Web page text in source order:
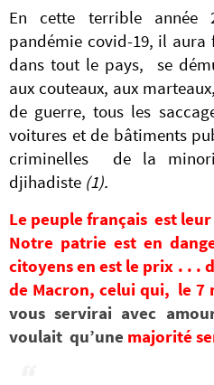
En cette terrible année
pandémie covid-19, il aura
dans tout le pays, se
aux couteaux, aux
de guerre, tous les
voitures et de bâtiments
criminelles de la
djihadiste (1).
Le peuple français est
Notre patrie est en
citoyens en est le prix . . .
de Macron, celui qui, le 7
vous servirai avec
voulait qu’une majorité